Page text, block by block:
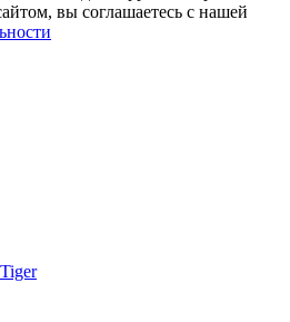
вы соглашаетесь с нашей